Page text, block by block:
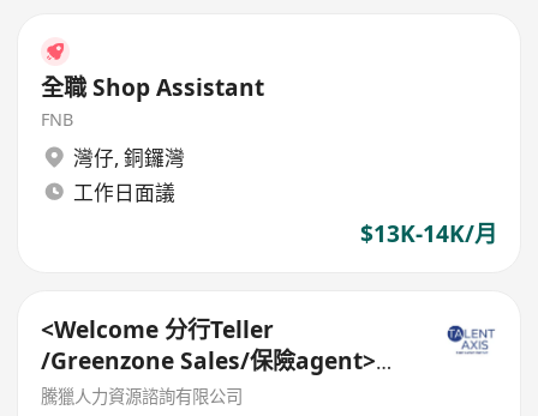
全職 Shop Assistant
FNB
灣仔, 銅鑼灣
工作日面議
$13K-14K/月
<Welcome 分行Teller
/Greenzone Sales/保險agent>
General Banking Manager
騰獵人力資源諮詢有限公司